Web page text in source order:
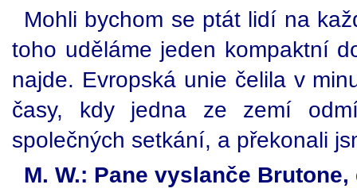
Mohli bychom se ptát lidí na
toho uděláme jeden kompaktní
najde. Evropská unie čelila v
časy, kdy jedna ze zemí
společných setkání, a překonali
M. W.: Pane vyslanče